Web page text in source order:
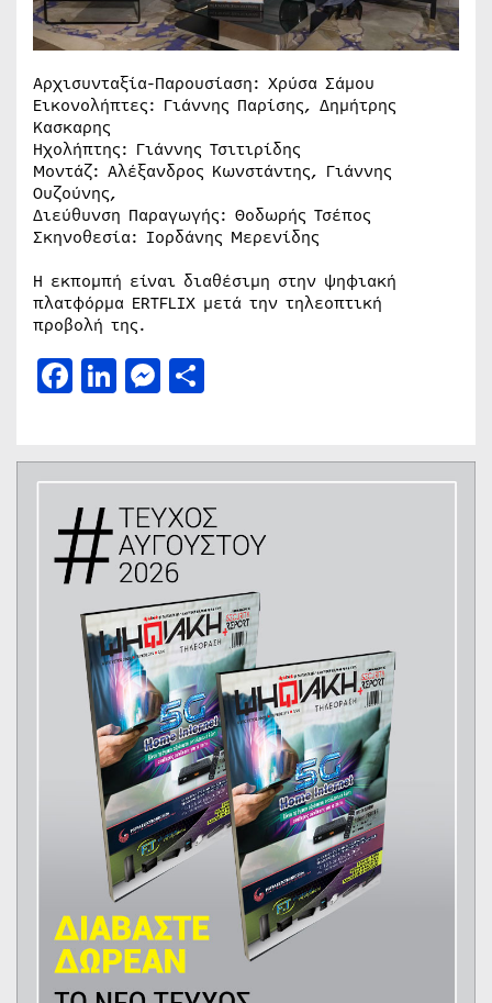
Αρχισυνταξία-Παρουσίαση: Χρύσα Σάμου
Εικονολήπτες: Γιάννης Παρίσης, Δημήτρης
Κασκαρης
Ηχολήπτης: Γιάννης Τσιτιρίδης
Μοντάζ: Αλέξανδρος Κωνστάντης, Γιάννης
Ουζούνης,
Διεύθυνση Παραγωγής: Θοδωρής Τσέπος
Σκηνοθεσία: Ιορδάνης Μερενίδης
Η εκπομπή είναι διαθέσιμη στην ψηφιακή
πλατφόρμα ERTFLIX μετά την τηλεοπτική
προβολή της.
Facebook
LinkedIn
Messenger